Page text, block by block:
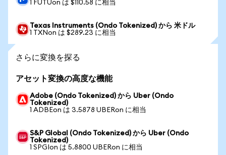
1 FUTUon は $110.58 に相当
Texas Instruments (Ondo Tokenized) から 米ドル
1 TXNon は $289.23 に相当
さらに変換を探る
アセット変換の高度な機能
Adobe (Ondo Tokenized) から Uber (Ondo
Tokenized)
1 ADBEon は 3.5878 UBERon に相当
S&P Global (Ondo Tokenized) から Uber (Ondo
Tokenized)
1 SPGIon は 5.8800 UBERon に相当